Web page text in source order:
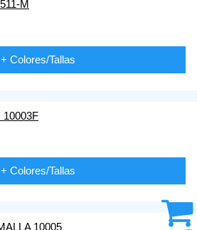
+ Colores/Tallas
+ Colores/Tallas